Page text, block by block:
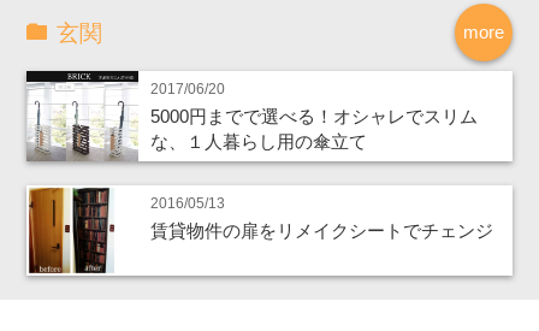
more
玄関
2017/06/20
5000円までで選べる！オシャレでスリム
な、１人暮らし用の傘立て
2016/05/13
賃貸物件の扉をリメイクシートでチェンジ